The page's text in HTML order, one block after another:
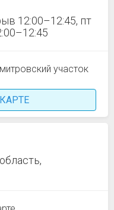
12:00–12:45, пт